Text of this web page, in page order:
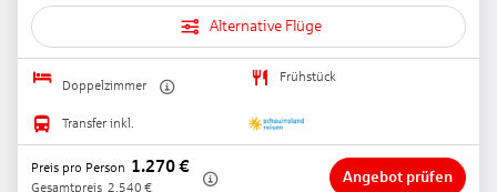
Alternative Flüge
Doppelzimmer
Frühstück
Transfer inkl.
Preis pro Person 1.270€
Gesamtpreis 2.540 €
Angebot prüfen